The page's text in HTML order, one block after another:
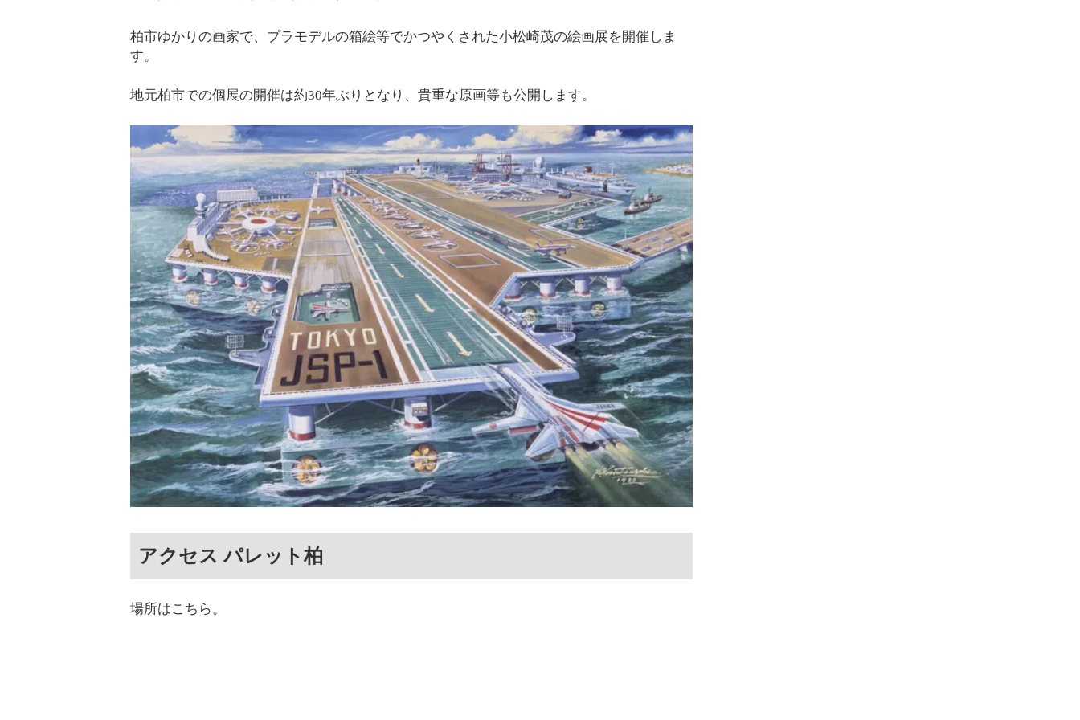
柏市ゆかりの画家で、プラモデルの箱絵等でかつやくされた小松崎茂の絵画展を開催しま
す。
地元柏市での個展の開催は約30年ぶりとなり、貴重な原画等も公開します。
アクセス パレット柏
場所はこちら。